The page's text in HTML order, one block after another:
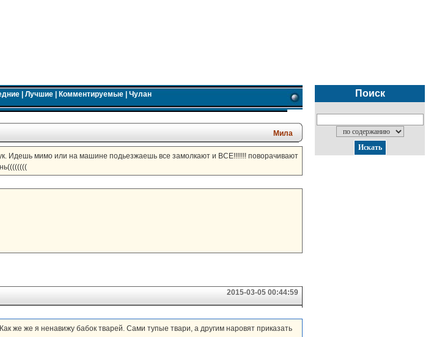
| Лучшие| Комментируемые| Чулан
Мила
Идешь мимо или на машине подьезжаешь все замолкают и ВСЕ!!!!!!! поворачивают
2015-03-05 00:44:59
же же я ненавижу бабок тварей. Сами тупые твари, а другим наровят приказать
Поиск